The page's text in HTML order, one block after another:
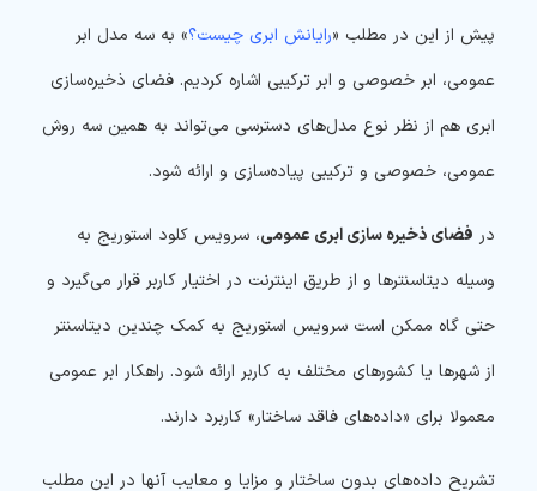
پیش از این در مطلب «رایانش ابری چیست؟» به سه مدل ابر
عمومی، ابر خصوصی و ابر ترکیبی اشاره کردیم. فضای ذخیره‌سازی
ابری هم از نظر نوع مدل‌های دسترسی می‌تواند به همین سه روش
عمومی، خصوصی و ترکیبی پیاده‌سازی و ارائه شود.
در فضای ذخیره سازی ابری عمومی، سرویس‌ کلود استوریج به
وسیله دیتاسنترها و از طریق اینترنت در اختیار کاربر قرار می‌گیرد و
حتی گاه ممکن است سرویس استوریج به کمک چندین دیتاسنتر
از شهرها یا کشورهای مختلف به کاربر ارائه شود. راهکار ابر عمومی
معمولا برای «داده‌های فاقد ساختار» کاربرد دارند.
تشریح داده‌های بدون ساختار و مزایا و معایب آنها در این مطلب